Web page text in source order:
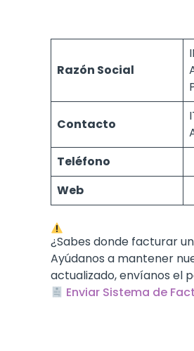
Razón Social
Contacto
Teléfono
Web
¿Sabes donde facturar un
Ayúdanos a mantener
actualizado, envíanos el
Enviar Sistema de